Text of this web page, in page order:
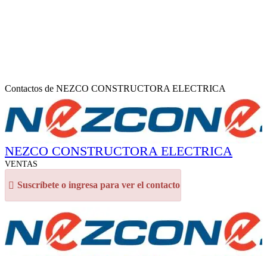
Contactos de NEZCO CONSTRUCTORA ELECTRICA
NEZCO CONSTRUCTORA ELECTRICA
VENTAS
Suscríbete o ingresa para ver el contacto